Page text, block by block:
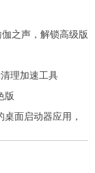
之声，解锁高级版
理加速工具
版
面启动器应用，